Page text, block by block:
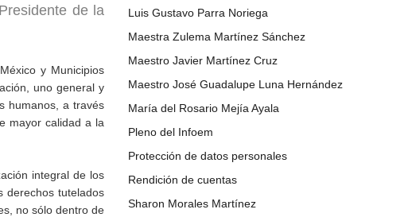
de la
y Municipios
uno general y
humanos, a través
mayor calidad a la
integral de los
derechos tutelados
no sólo dentro de
Luis Gustavo Parra Noriega
Maestra Zulema Martínez Sánchez
Maestro Javier Martínez Cruz
Maestro José Guadalupe Luna Hernández
María del Rosario Mejía Ayala
Pleno del Infoem
Protección de datos personales
Rendición de cuentas
Sharon Morales Martínez